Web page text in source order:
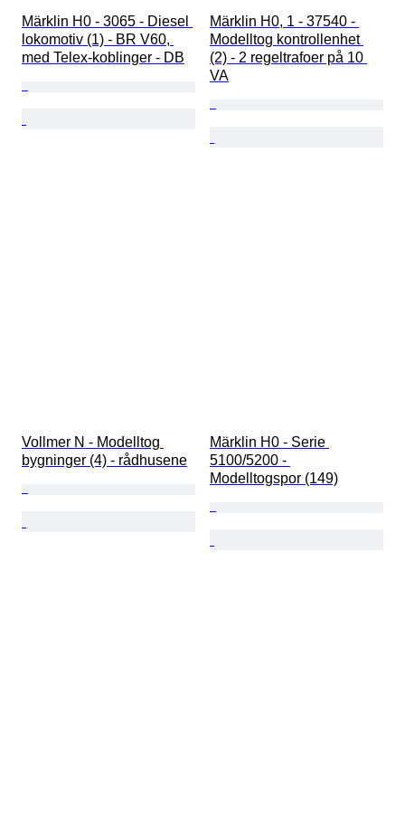
Märklin H0 - 3065 - Diesel
lokomotiv (1) - BR V60,
med Telex-koblinger - DB
Märklin H0, 1 - 37540 -
Modelltog kontrollenhet
(2) - 2 regeltrafoer på 10
VA
Vollmer N - Modelltog
bygninger (4) - rådhusene
Märklin H0 - Serie
5100/5200 -
Modelltogspor (149)